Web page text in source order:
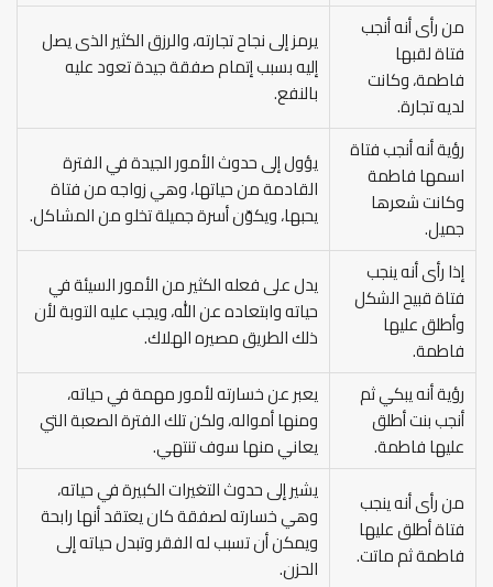
من رأى أنه أنجب
فتاة لقبها
فاطمة، وكانت
لديه تجارة.
يرمز إلى نجاح تجارته، والرزق الكثير الذى يصل
إليه بسبب إتمام صفقة جيدة تعود عليه
بالنفع.
رؤية أنه أنجب فتاة
اسمها فاطمة
وكانت شعرها
جميل.
يؤول إلى حدوث الأمور الجيدة في الفترة
القادمة من حياتها، وهي زواجه من فتاة
يحبها، ويكوّن أسرة جميلة تخلو من المشاكل.
إذا رأى أنه ينجب
فتاة قبيح الشكل
وأطلق عليها
فاطمة.
يدل على فعله الكثير من الأمور السيئة في
حياته وابتعاده عن الله، ويجب عليه التوبة لأن
ذلك الطريق مصيره الهلاك.
رؤية أنه يبكي ثم
أنجب بنت أطلق
عليها فاطمة.
يعبر عن خسارته لأمور مهمة في حياته،
ومنها أمواله، ولكن تلك الفترة الصعبة التي
يعاني منها سوف تنتهي.
من رأى أنه ينجب
فتاة أطلق عليها
فاطمة ثم ماتت.
يشير إلى حدوث التغيرات الكبيرة في حياته،
وهي خسارته لصفقة كان يعتقد أنها رابحة
ويمكن أن تسبب له الفقر وتبدل حياته إلى
الحزن.